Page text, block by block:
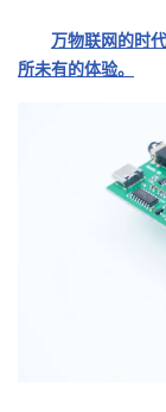
万物联网的时
所未有的体验。